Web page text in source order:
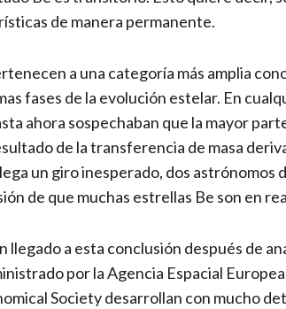
de manera permanente.
a una categoría más amplia
fases de la evolución estelar. En
ahora sospechaban que la mayor
de la transferencia de masa
un giro inesperado, dos astrónomos
de que muchas estrellas Be son en
llegado a esta conclusión después de
por la Agencia Espacial
Society desarrollan con mucho